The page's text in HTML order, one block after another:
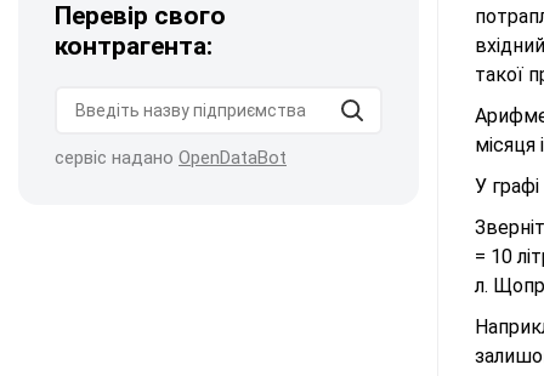
такої
місяця
У
= 10
л.
Перевір свого
контрагента:
сервіс надано OpenDataBot